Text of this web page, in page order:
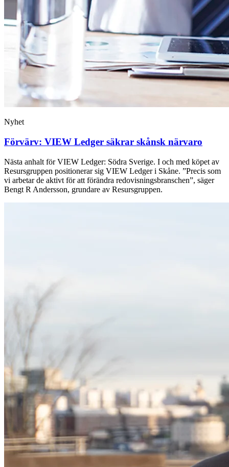
Nyhet
Förvärv: VIEW Ledger säkrar skånsk närvaro
Nästa anhalt för VIEW Ledger: Södra Sverige. I och med köpet av
Resursgruppen positionerar sig VIEW Ledger i Skåne. ”Precis som
vi arbetar de aktivt för att förändra redovisningsbranschen”, säger
Bengt R Andersson, grundare av Resursgruppen.